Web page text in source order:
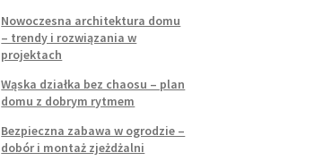
Nowoczesna architektura domu
– trendy i rozwiązania w
projektach
Wąska działka bez chaosu – plan
domu z dobrym rytmem
Bezpieczna zabawa w ogrodzie –
dobór i montaż zjeżdżalni